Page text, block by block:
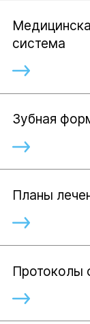
система
Зубная
Планы
Протоколы